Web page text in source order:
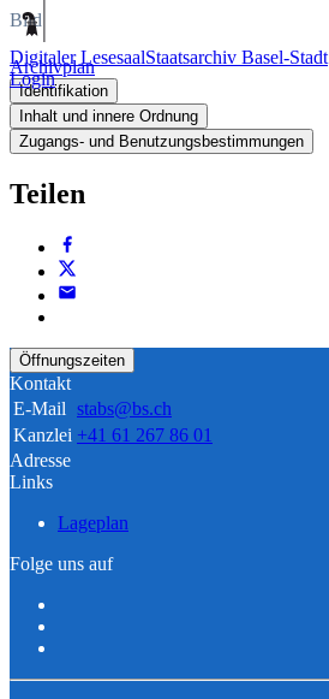
Digitaler LesesaalStaatsarchiv Basel-Stadt
Login
Bild
Archivplan
Identifikation
Inhalt und innere Ordnung
Zugangs- und Benutzungsbestimmungen
Teilen
Öffnungszeiten
Kontakt
E-Mail stabs@bs.ch
Kanzlei +41 61 267 86 01
Adresse
Links
Lageplan
Folge uns auf